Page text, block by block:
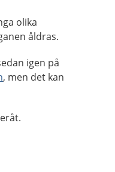
olika
åldras.
igen på
, men det kan